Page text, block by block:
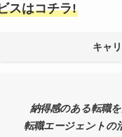
スはコチラ!
キャ
納得感のある転職
転職エージェントの